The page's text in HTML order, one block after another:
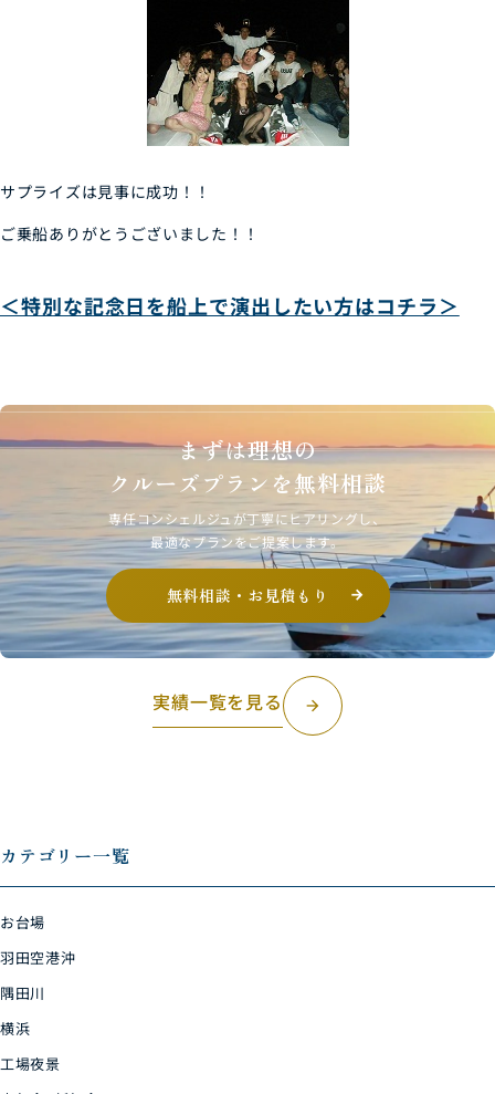
サプライズは見事に成功！！
ご乗船ありがとうございました！！
＜特別な記念日を船上で演出したい方はコチラ＞
まずは理想の
クルーズプランを無料相談
専任コンシェルジュが丁寧にヒアリングし、
最適なプランをご提案します。
無料相談・お見積もり
実績一覧を見る arrow_forward
カテゴリー一覧
お台場
羽田空港沖
隅田川
横浜
工場夜景